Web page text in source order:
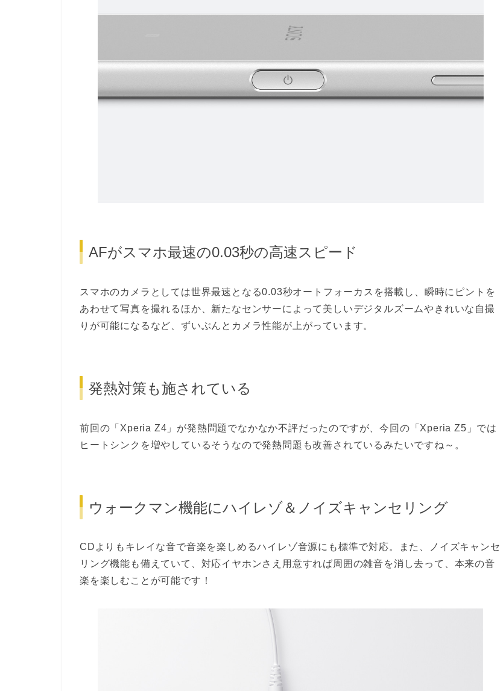
AFがスマホ最速の0.03秒の高速スピード
スマホのカメラとしては世界最速となる0.03秒オートフォーカスを搭載し、瞬時にピントを
あわせて写真を撮れるほか、新たなセンサーによって美しいデジタルズームやきれいな自撮
りが可能になるなど、ずいぶんとカメラ性能が上がっています。
発熱対策も施されている
前回の「Xperia Z4」が発熱問題でなかなか不評だったのですが、今回の「Xperia Z5」では
ヒートシンクを増やしているそうなので発熱問題も改善されているみたいですね～。
ウォークマン機能にハイレゾ＆ノイズキャンセリング
CDよりもキレイな音で音楽を楽しめるハイレゾ音源にも標準で対応。また、ノイズキャンセ
リング機能も備えていて、対応イヤホンさえ用意すれば周囲の雑音を消し去って、本来の音
楽を楽しむことが可能です！